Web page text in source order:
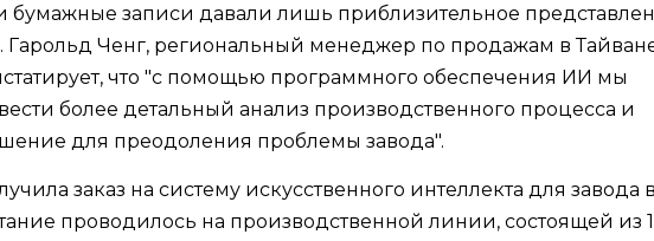
записи давали лишь приблизительное
Гарольд Ченг, региональный менеджер по продажам в
что "с помощью программного обеспечения ИИ мы
более детальный анализ производственного процесса и
для преодоления проблемы завода".
заказ на систему искусственного интеллекта для завода в
проводилось на производственной линии, состоящей из